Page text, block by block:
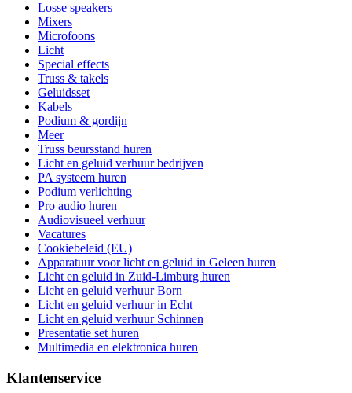
Losse speakers
Mixers
Microfoons
Licht
Special effects
Truss & takels
Geluidsset
Kabels
Podium & gordijn
Meer
Truss beursstand huren
Licht en geluid verhuur bedrijven
PA systeem huren
Podium verlichting
Pro audio huren
Audiovisueel verhuur
Vacatures
Cookiebeleid (EU)
Apparatuur voor licht en geluid in Geleen huren
Licht en geluid in Zuid-Limburg huren
Licht en geluid verhuur Born
Licht en geluid verhuur in Echt
Licht en geluid verhuur Schinnen
Presentatie set huren
Multimedia en elektronica huren
Klantenservice